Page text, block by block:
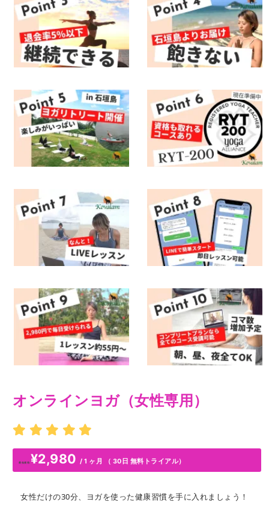
オンラインヨガ（女性専用）
最低価格: ¥2,980 / 1 ヶ月 （ 30日 無料トライアル）
女性だけの30分、ヨガを使った健康習慣を手に入れましょう！